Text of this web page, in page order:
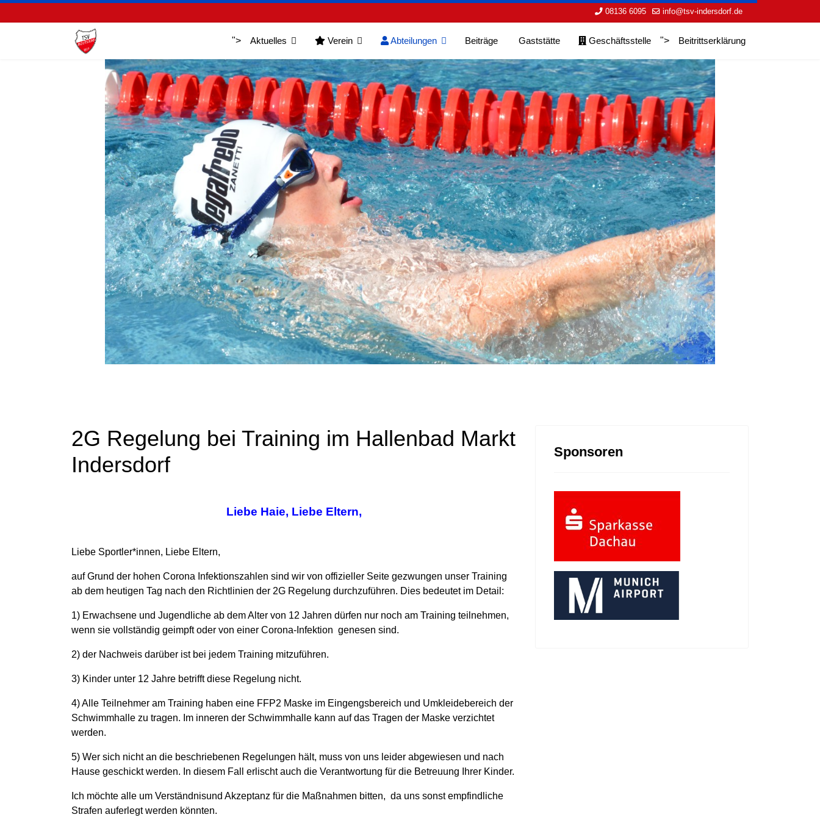
08136 6095 info@tsv-indersdorf.de
"> Aktuelles Verein Abteilungen Beiträge Gaststätte Geschäftsstelle "> Beitrittserklärung
2G Regelung bei Training im Hallenbad Markt
Indersdorf
Liebe Haie, Liebe Eltern,
Liebe Sportler*innen, Liebe Eltern,
auf Grund der hohen Corona Infektionszahlen sind wir von offizieller Seite gezwungen unser Training
ab dem heutigen Tag nach den Richtlinien der 2G Regelung durchzuführen. Dies bedeutet im Detail:
1) Erwachsene und Jugendliche ab dem Alter von 12 Jahren dürfen nur noch am Training teilnehmen,
wenn sie vollständig geimpft oder von einer Corona-Infektion genesen sind.
2) der Nachweis darüber ist bei jedem Training mitzuführen.
3) Kinder unter 12 Jahre betrifft diese Regelung nicht.
4) Alle Teilnehmer am Training haben eine FFP2 Maske im Eingengsbereich und Umkleidebereich der
Schwimmhalle zu tragen. Im inneren der Schwimmhalle kann auf das Tragen der Maske verzichtet
werden.
5) Wer sich nicht an die beschriebenen Regelungen hält, muss von uns leider abgewiesen und nach
Hause geschickt werden. In diesem Fall erlischt auch die Verantwortung für die Betreuung Ihrer Kinder.
Ich möchte alle um Verständnisund Akzeptanz für die Maßnahmen bitten, da uns sonst empfindliche
Strafen auferlegt werden könnten.
Sponsoren